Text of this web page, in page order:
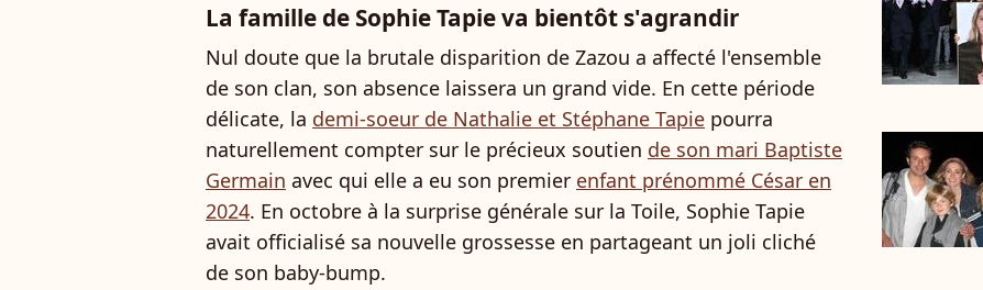
La famille de Sophie Tapie va bientôt s'agrandir
Nul doute que la brutale disparition de Zazou a affecté l'ensemble
de son clan, son absence laissera un grand vide. En cette période
délicate, la demi-soeur de Nathalie et Stéphane Tapie pourra
naturellement compter sur le précieux soutien de son mari Baptiste
Germain avec qui elle a eu son premier enfant prénommé César en
2024. En octobre à la surprise générale sur la Toile, Sophie Tapie
avait officialisé sa nouvelle grossesse en partageant un joli cliché
de son baby-bump.